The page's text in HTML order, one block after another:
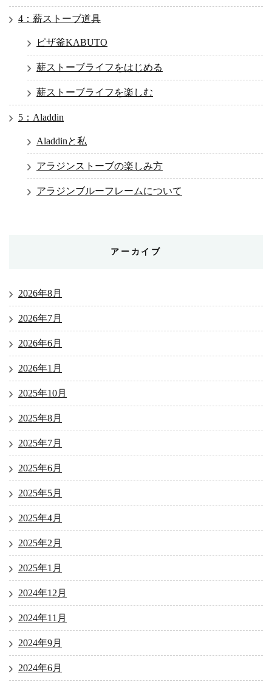
4：薪ストーブ道具
ピザ釜KABUTO
薪ストーブライフをはじめる
薪ストーブライフを楽しむ
5：Aladdin
Aladdinと私
アラジンストーブの楽しみ方
アラジンブルーフレームについて
アーカイブ
2026年8月
2026年7月
2026年6月
2026年1月
2025年10月
2025年8月
2025年7月
2025年6月
2025年5月
2025年4月
2025年2月
2025年1月
2024年12月
2024年11月
2024年9月
2024年6月